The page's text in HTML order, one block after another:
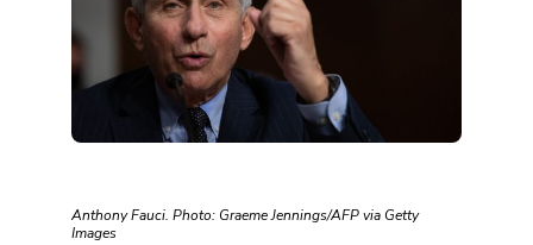
Anthony Fauci. Photo: Graeme Jennings/AFP via Getty
Images